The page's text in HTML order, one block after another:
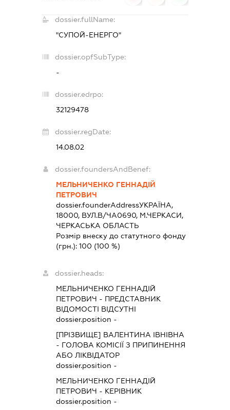
dossier.fullName:
"СУПОЙ-ЕНЕРГО"
dossier.opfSubType:
-
dossier.edrpo:
32129478
dossier.regDate:
14.08.02
dossier.foundersAndBenef:
МЕЛЬНИЧЕНКО ГЕННАДІЙ
ПЕТРОВИЧ
dossier.founderAddressУКРАЇНА,
18000, ВУЛ.В/ЧА0690, М.ЧЕРКАСИ,
ЧЕРКАСЬКА ОБЛАСТЬ
Розмір внеску до статутного фонду
(грн.): 100 (100 %)
dossier.heads:
МЕЛЬНИЧЕНКО ГЕННАДІЙ
ПЕТРОВИЧ - ПРЕДСТАВНИК
ВІДОМОСТІ ВІДСУТНІ
dossier.position -
[ПРІЗВИЩЕ] ВАЛЕНТИНА ІВНІВНА
- ГОЛОВА КОМІСІЇ З ПРИПИНЕННЯ
АБО ЛІКВІДАТОР
dossier.position -
МЕЛЬНИЧЕНКО ГЕННАДІЙ
ПЕТРОВИЧ - КЕРІВНИК
dossier.position -